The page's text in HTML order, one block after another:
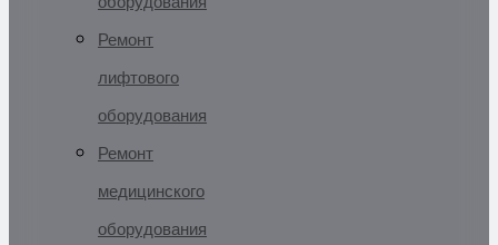
Ремонт
лифтового
оборудования
Ремонт
медицинского
оборудования